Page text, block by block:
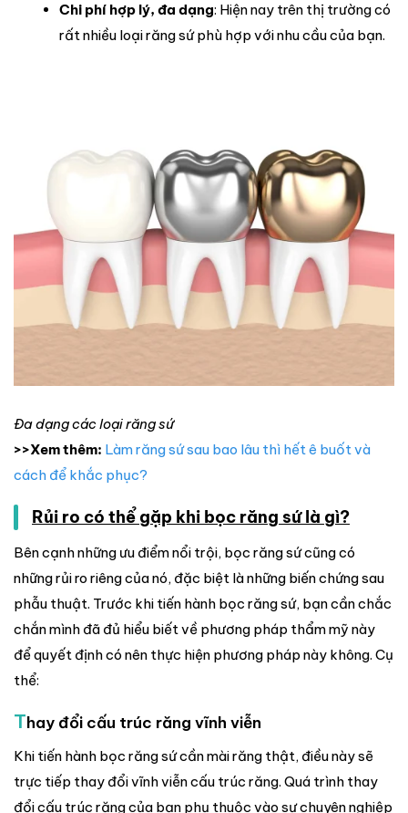
Chi phí hợp lý, đa dạng: Hiện nay trên thị trường có
rất nhiều loại răng sứ phù hợp với nhu cầu của bạn.
Đa dạng các loại răng sứ
>>Xem thêm: Làm răng sứ sau bao lâu thì hết ê buốt và
cách để khắc phục?
Rủi ro có thể gặp khi bọc răng sứ là gì?
Bên cạnh những ưu điểm nổi trội, bọc răng sứ cũng có
những rủi ro riêng của nó, đặc biệt là những biến chứng sau
phẫu thuật. Trước khi tiến hành bọc răng sứ, bạn cần chắc
chắn mình đã đủ hiểu biết về phương pháp thẩm mỹ này
để quyết định có nên thực hiện phương pháp này không. Cụ
thể:
Thay đổi cấu trúc răng vĩnh viễn
Khi tiến hành bọc răng sứ cần mài răng thật, điều này sẽ
trực tiếp thay đổi vĩnh viễn cấu trúc răng. Quá trình thay
đổi cấu trúc răng của bạn phụ thuộc vào sự chuyên nghiệp